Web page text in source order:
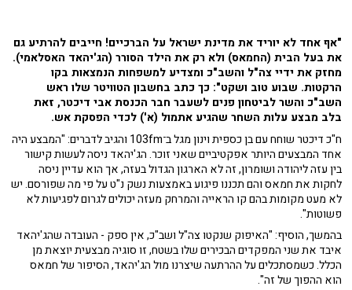
"אף אחד לא יוריד את מדינת ישראל על הברכיים! חייבים להרתיע גם
את בעל הבית (החמאס) ולא רק את הילד הסורר (הג'יהאד האסלאמי).
מחזק את ידיי צה"ל והשב"כ ומצדיע למשפחות הנמצאות בקו
הרקטות. שבוע טוב ושקט": כך כתב בחשבון הטוויטר שלו ראש
השב"כ והשר לביטחון פנים לשעבר חבר הכנסת אבי דיכטר, זאת
בלב מבצע עלות השחר שהגיע אתמול (א') לכדי הפסקת אש.
ח"כ דיכטר שוחח עם בן כספית וינון מגל ב־103fm והגיב לדברים: "המבצע היה
אחד המבצעים היותר אפקטיביים שאני זוכר. הג'יהאד ניסה לעשות קישור
בין עזה ליהודה ושומרון, זה לא הארגון הגדול בעזה, אך הוא עדיין ניסה
לחקות את חמאס והם תכננו פיגוע באמצעות נשק נ"ט על פי מה שפורסם. יש
לא מעט מקומות בהם קו הראייה והמרחק מעזה יכולים לגרום לפגיעות לא
פשוטות".
בהמשך, הוסיף: "האיפוק שנקטו צה"ל ושב"כ, אין ספק - העובדה שהג'יהאד
איבד את שני המפקדים הבכירים שלו בשטח, זו סוגיה מבצעית יוצאת מן
הכלל. כשמסתכלים על ההרתעה שיצרנו מול הג'יהאד, הסיפור של חמאס
הוא ההפוך של זה".